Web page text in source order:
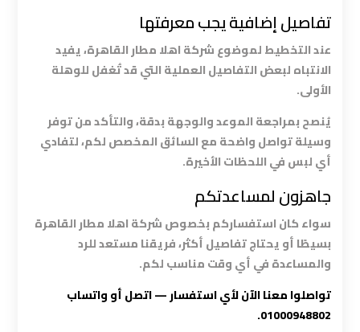
تفاصيل إضافية يجب معرفتها
عند التخطيط لموضوع شركة اهلا مطار القاهرة، يفيد
الانتباه لبعض التفاصيل العملية التي قد تُغفل للوهلة
الأولى.
يُنصح بمراجعة الموعد والوجهة بدقة، والتأكد من توفر
وسيلة تواصل واضحة مع السائق المخصص لكم، لتفادي
أي لبس في اللحظات الأخيرة.
جاهزون لمساعدتكم
سواء كان استفساركم بخصوص شركة اهلا مطار القاهرة
بسيطًا أو يحتاج تفاصيل أكثر، فريقنا مستعد للرد
والمساعدة في أي وقت مناسب لكم.
تواصلوا معنا الآن لأي استفسار — اتصل أو واتساب
01000948802.
العرب
مرسي
مطروح
ليموزين
الاسكندرية
مطار
القاهرة
ليموزين
القاهرة